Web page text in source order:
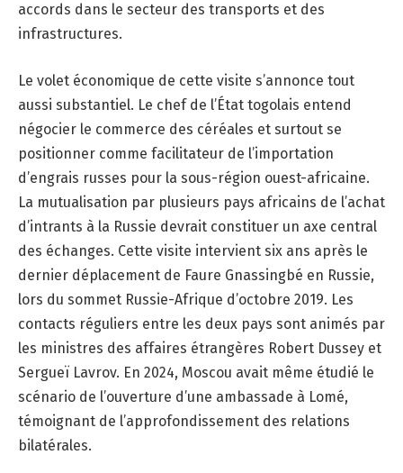
accords dans le secteur des transports et des
infrastructures.
Le volet économique de cette visite s’annonce tout
aussi substantiel. Le chef de l’État togolais entend
négocier le commerce des céréales et surtout se
positionner comme facilitateur de l’importation
d’engrais russes pour la sous-région ouest-africaine.
La mutualisation par plusieurs pays africains de l’achat
d’intrants à la Russie devrait constituer un axe central
des échanges. Cette visite intervient six ans après le
dernier déplacement de Faure Gnassingbé en Russie,
lors du sommet Russie-Afrique d’octobre 2019. Les
contacts réguliers entre les deux pays sont animés par
les ministres des affaires étrangères Robert Dussey et
Sergueï Lavrov. En 2024, Moscou avait même étudié le
scénario de l’ouverture d’une ambassade à Lomé,
témoignant de l’approfondissement des relations
bilatérales.